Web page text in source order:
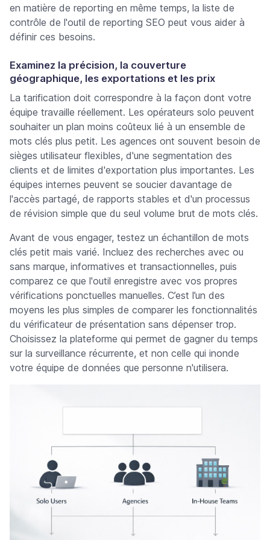
en matière de reporting en même temps, la liste de
contrôle de l'outil de reporting SEO peut vous aider à
définir ces besoins.
Examinez la précision, la couverture
géographique, les exportations et les prix
La tarification doit correspondre à la façon dont votre
équipe travaille réellement. Les opérateurs solo peuvent
souhaiter un plan moins coûteux lié à un ensemble de
mots clés plus petit. Les agences ont souvent besoin de
sièges utilisateur flexibles, d'une segmentation des
clients et de limites d'exportation plus importantes. Les
équipes internes peuvent se soucier davantage de
l'accès partagé, de rapports stables et d'un processus
de révision simple que du seul volume brut de mots clés.
Avant de vous engager, testez un échantillon de mots
clés petit mais varié. Incluez des recherches avec ou
sans marque, informatives et transactionnelles, puis
comparez ce que l'outil enregistre avec vos propres
vérifications ponctuelles manuelles. C’est l’un des
moyens les plus simples de comparer les fonctionnalités
du vérificateur de présentation sans dépenser trop.
Choisissez la plateforme qui permet de gagner du temps
sur la surveillance récurrente, et non celle qui inonde
votre équipe de données que personne n'utilisera.